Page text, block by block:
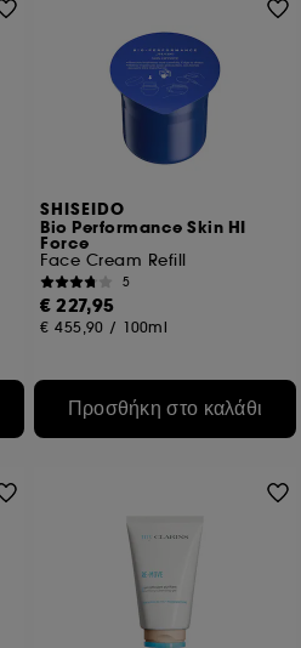
SHISEIDO
Bio Performance Skin HI
Force
Face Cream Refill
5
€ 227,95
€ 455,90 / 100ml
Προσθήκη στο καλάθι